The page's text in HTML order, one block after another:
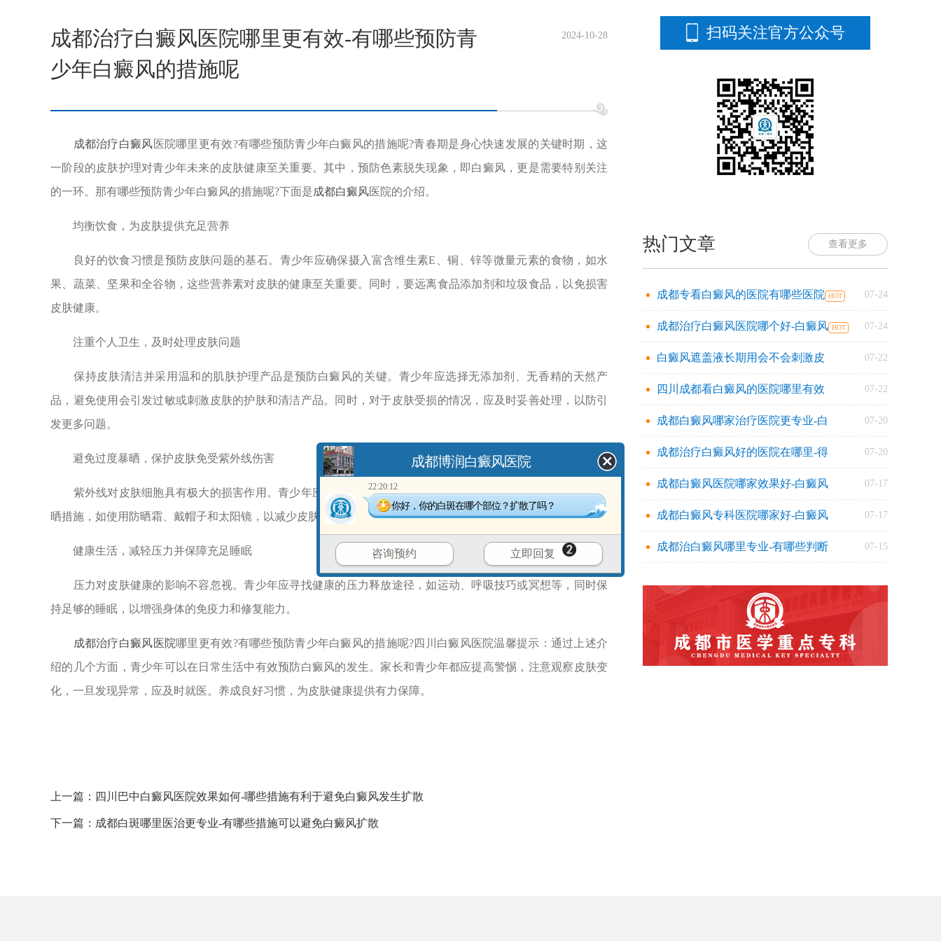
成都治疗白癜风医院哪里更有效-有哪些预防青
少年白癜风的措施呢
2024-10-28
成都治疗白癜风医院哪里更有效?有哪些预防青少年白癜风的措施呢?青春期是身心快速发展的关键时期，这
一阶段的皮肤护理对青少年未来的皮肤健康至关重要。其中，预防色素脱失现象，即白癜风，更是需要特别关注
的一环。那有哪些预防青少年白癜风的措施呢?下面是成都白癜风医院的介绍。
均衡饮食，为皮肤提供充足营养
良好的饮食习惯是预防皮肤问题的基石。青少年应确保摄入富含维生素E、铜、锌等微量元素的食物，如水
果、蔬菜、坚果和全谷物，这些营养素对皮肤的健康至关重要。同时，要远离食品添加剂和垃圾食品，以免损害
皮肤健康。
注重个人卫生，及时处理皮肤问题
保持皮肤清洁并采用温和的肌肤护理产品是预防白癜风的关键。青少年应选择无添加剂、无香精的天然产
品，避免使用会引发过敏或刺激皮肤的护肤和清洁产品。同时，对于皮肤受损的情况，应及时妥善处理，以防引
发更多问题。
避免过度暴晒，保护皮肤免受紫外线伤害
紫外线对皮肤细胞具有极大的损害作用。青少年应避免在紫外线强烈的时间进行户外活动，并采取适当的防
晒措施，如使用防晒霜、戴帽子和太阳镜，以减少皮肤受损的风险。
健康生活，减轻压力并保障充足睡眠
压力对皮肤健康的影响不容忽视。青少年应寻找健康的压力释放途径，如运动、呼吸技巧或冥想等，同时保
持足够的睡眠，以增强身体的免疫力和修复能力。
成都治疗白癜风医院哪里更有效?有哪些预防青少年白癜风的措施呢?四川白癜风医院温馨提示：通过上述介
绍的几个方面，青少年可以在日常生活中有效预防白癜风的发生。家长和青少年都应提高警惕，注意观察皮肤变
化，一旦发现异常，应及时就医。养成良好习惯，为皮肤健康提供有力保障。
上一篇： 四川巴中白癜风医院效果如何-哪些措施有利于避免白癜风发生扩散
下一篇： 成都白斑哪里医治更专业-有哪些措施可以避免白癜风扩散
扫码关注官方公众号
热门文章 查看更多
成都专看白癜风的医院有哪些医院 07-24
成都治疗白癜风医院哪个好-白癜风 07-24
白癜风遮盖液长期用会不会刺激皮 07-22
四川成都看白癜风的医院哪里有效 07-22
成都白癜风哪家治疗医院更专业-白 07-20
成都治疗白癜风好的医院在哪里-得 07-20
成都白癜风医院哪家效果好-白癜风 07-17
成都白癜风专科医院哪家好-白癜风 07-17
成都治白癜风哪里专业-有哪些判断 07-15
成都博润白癜风医院
22:20:12
你好，你的白斑在哪个部位？扩散了吗？
咨询预约 立即回复